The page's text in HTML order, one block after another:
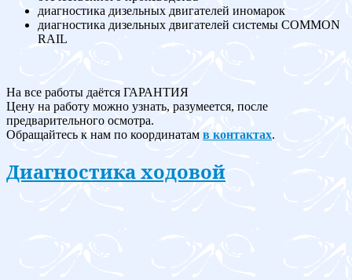
диагностика дизельных двигателей иномарок
диагностика дизельных двигателей системы COMMON
RAIL
На все работы даётся ГАРАНТИЯ
Цену на работу можно узнать, разумеется, после
предварительного осмотра.
Обращайтесь к нам по координатам в контактах.
Диагностика ходовой